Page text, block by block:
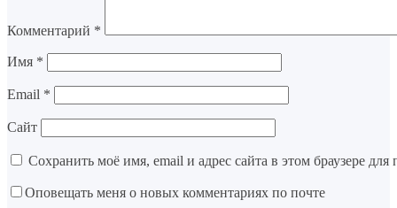
Комментарий *
Имя *
Email *
Сайт
Сохранить моё имя, email и адрес сайта в этом браузере
Оповещать меня о новых комментариях по почте